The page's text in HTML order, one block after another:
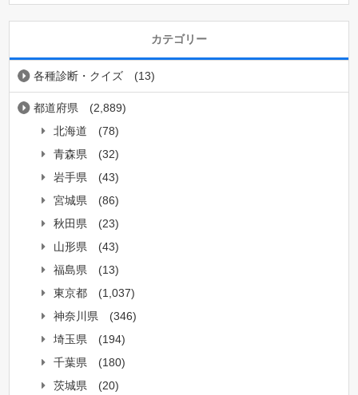
カテゴリー
各種診断・クイズ (13)
都道府県
(2,889)
北海道
(78)
青森県
(32)
岩手県
(43)
宮城県
(86)
秋田県
(23)
山形県
(43)
福島県
(13)
東京都
(1,037)
神奈川県
(346)
埼玉県
(194)
千葉県
(180)
茨城県
(20)